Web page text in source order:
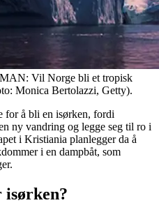
Vil Norge bli et tropisk
Monica Bertolazzi, Getty).
for å bli en isørken, fordi
ny vandring og legge seg til ro i
i Kristiania planlegger da å
i en dampbåt, som
isørken?